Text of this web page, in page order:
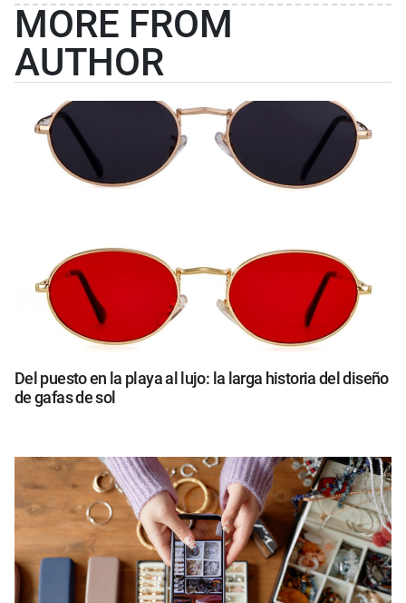
MORE FROM
AUTHOR
Del puesto en la playa al lujo: la larga historia del diseño
de gafas de sol